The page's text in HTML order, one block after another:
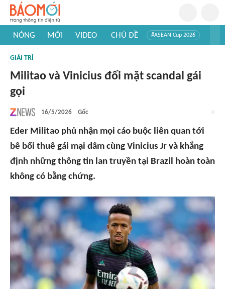
NÓNG MỚI VIDEO CHỦ ĐỀ #ASEAN Cup 2026
#Khám phá thế giới
GIẢI TRÍ
Militao và Vinicius đối mặt scandal gái
gọi
16/5/2026 Gốc
Eder Militao phủ nhận mọi cáo buộc liên quan tới
bê bối thuê gái mại dâm cùng Vinicius Jr và khẳng
định những thông tin lan truyền tại Brazil hoàn toàn
không có bằng chứng.